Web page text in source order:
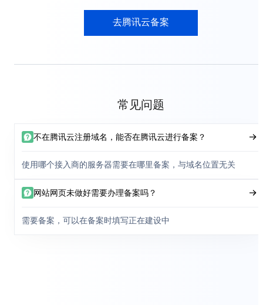
去腾讯云备案
常见问题
不在腾讯云注册域名，能否在腾讯云进行备案？
使用哪个接入商的服务器需要在哪里备案，与域名位置无关
网站网页未做好需要办理备案吗？
需要备案，可以在备案时填写正在建设中